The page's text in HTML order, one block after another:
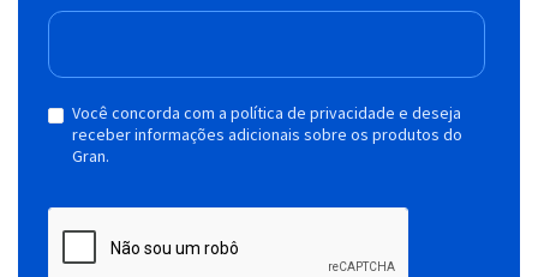
Você concorda com a política de privacidade e deseja
receber informações adicionais sobre os produtos do
Gran.